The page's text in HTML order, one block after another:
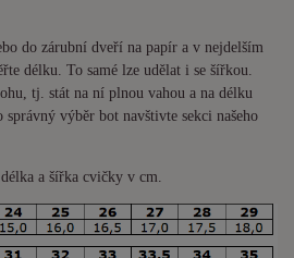
do zárubní dveří na papír a v nejdelším
délku. To samé lze udělat i se šířkou.
tj. stát na ní plnou vahou a na délku
výběr bot navštivte sekci našeho
a šířka cvičky v cm.